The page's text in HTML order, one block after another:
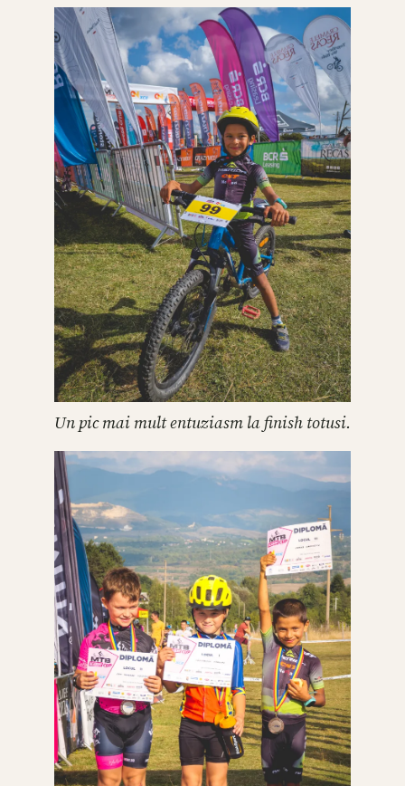
Un pic mai mult entuziasm la finish totusi.